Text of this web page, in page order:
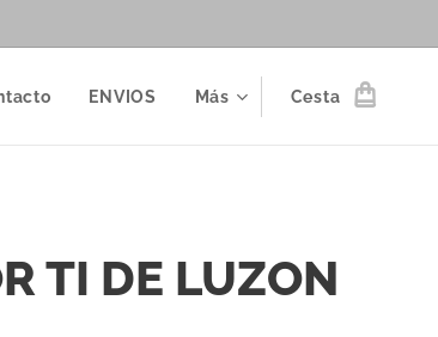
ENVIOS Más Cesta
TI DE LUZON